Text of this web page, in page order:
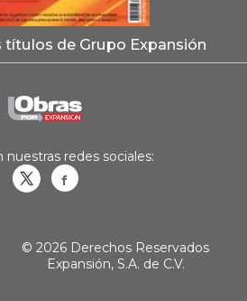
títulos de Grupo Expansión
nuestras redes sociales:
© 2026 Derechos Reservados
Expansión, S.A. de C.V.